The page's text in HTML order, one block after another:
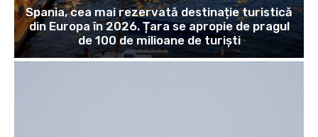
Spania, cea mai rezervată destinație turistică
din Europa în 2026. Țara se apropie de pragul
de 100 de milioane de turiști